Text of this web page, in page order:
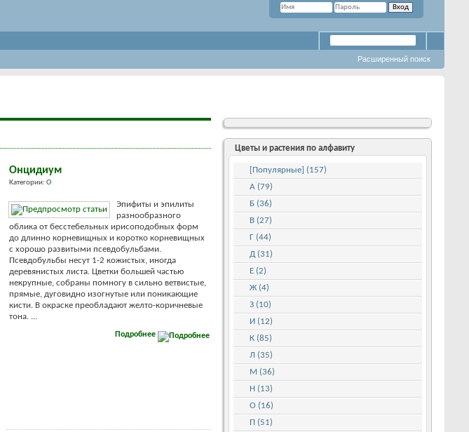
Расширенный поиск
Онцидиум
Категории: О
Эпифиты и эпилиты
разнообразного
облика от бесстебельных ирисоподобных форм
до длинно корневищных и коротко корневищных
с хорошо развитыми псевдобульбами.
Псевдобульбы несут 1-2 кожистых, иногда
деревянистых листа. Цветки большей частью
некрупные, собраны помногу в сильно ветвистые,
прямые, дуговидно изогнутые или поникающие
кисти. В окраске преобладают желто-коричневые
тона. ...
Подробнее
Цветы и растения по алфавиту
[Популярные] (157)
А (79)
Б (36)
В (27)
Г (44)
Д (31)
Е (2)
Ж (4)
З (10)
И (12)
К (85)
Л (35)
М (36)
Н (13)
О (16)
П (51)